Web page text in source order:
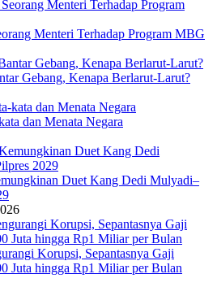
Menteri Terhadap Program MBG
Gebang, Kenapa Berlarut-Larut?
dan Menata Negara
Duet Kang Dedi Mulyadi–
Korupsi, Sepantasnya Gaji
Juta hingga Rp1 Miliar per Bulan